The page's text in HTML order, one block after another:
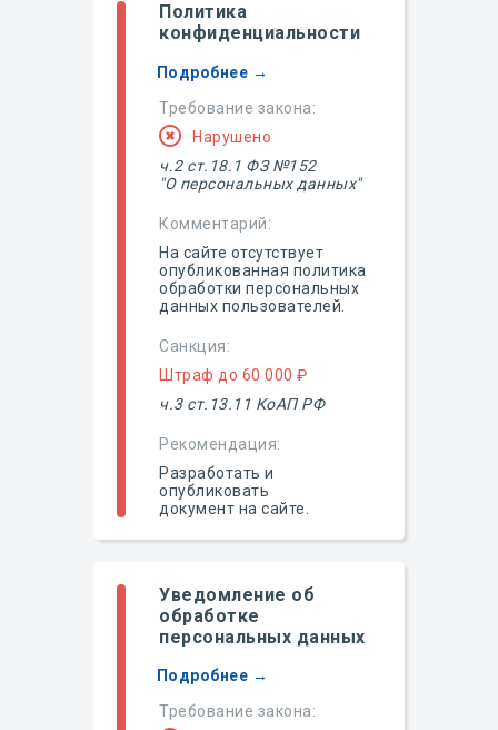
Политика
конфиденциальности
Требование закона:
Комментарий:
Санкция:
Нарушено
На сайте отсутствует
опубликованная политика
обработки персональных
данных пользователей.
ч.2 ст.18.1 ФЗ №152
"О персональных данных"
ч.3 ст.13.11 КоАП РФ
Рекомендация:
Разработать и
опубликовать
документ на сайте.
Штраф до 60 000 ₽
Подробнее →
Уведомление об
обработке
персональных данных
Требование закона:
Подробнее →